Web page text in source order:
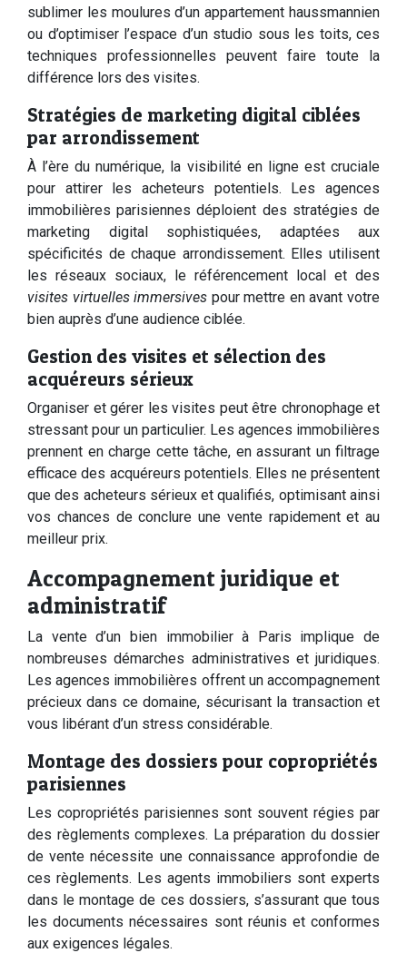
sublimer les moulures d’un appartement haussmannien
ou d’optimiser l’espace d’un studio sous les toits, ces
techniques professionnelles peuvent faire toute la
différence lors des visites.
Stratégies de marketing digital ciblées
par arrondissement
À l’ère du numérique, la visibilité en ligne est cruciale
pour attirer les acheteurs potentiels. Les agences
immobilières parisiennes déploient des stratégies de
marketing digital sophistiquées, adaptées aux
spécificités de chaque arrondissement. Elles utilisent
les réseaux sociaux, le référencement local et des
visites virtuelles immersives pour mettre en avant votre
bien auprès d’une audience ciblée.
Gestion des visites et sélection des
acquéreurs sérieux
Organiser et gérer les visites peut être chronophage et
stressant pour un particulier. Les agences immobilières
prennent en charge cette tâche, en assurant un filtrage
efficace des acquéreurs potentiels. Elles ne présentent
que des acheteurs sérieux et qualifiés, optimisant ainsi
vos chances de conclure une vente rapidement et au
meilleur prix.
Accompagnement juridique et
administratif
La vente d’un bien immobilier à Paris implique de
nombreuses démarches administratives et juridiques.
Les agences immobilières offrent un accompagnement
précieux dans ce domaine, sécurisant la transaction et
vous libérant d’un stress considérable.
Montage des dossiers pour copropriétés
parisiennes
Les copropriétés parisiennes sont souvent régies par
des règlements complexes. La préparation du dossier
de vente nécessite une connaissance approfondie de
ces règlements. Les agents immobiliers sont experts
dans le montage de ces dossiers, s’assurant que tous
les documents nécessaires sont réunis et conformes
aux exigences légales.